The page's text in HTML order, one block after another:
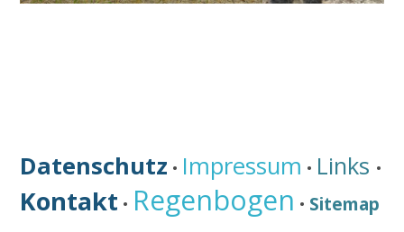
Datenschutz • Impressum • Links •
Kontakt • Regenbogen • Sitemap